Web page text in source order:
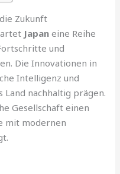
Zukunft
Japan eine Reihe
und
Die Innovationen in
Intelligenz und
nachhaltig prägen.
Gesellschaft einen
mit modernen